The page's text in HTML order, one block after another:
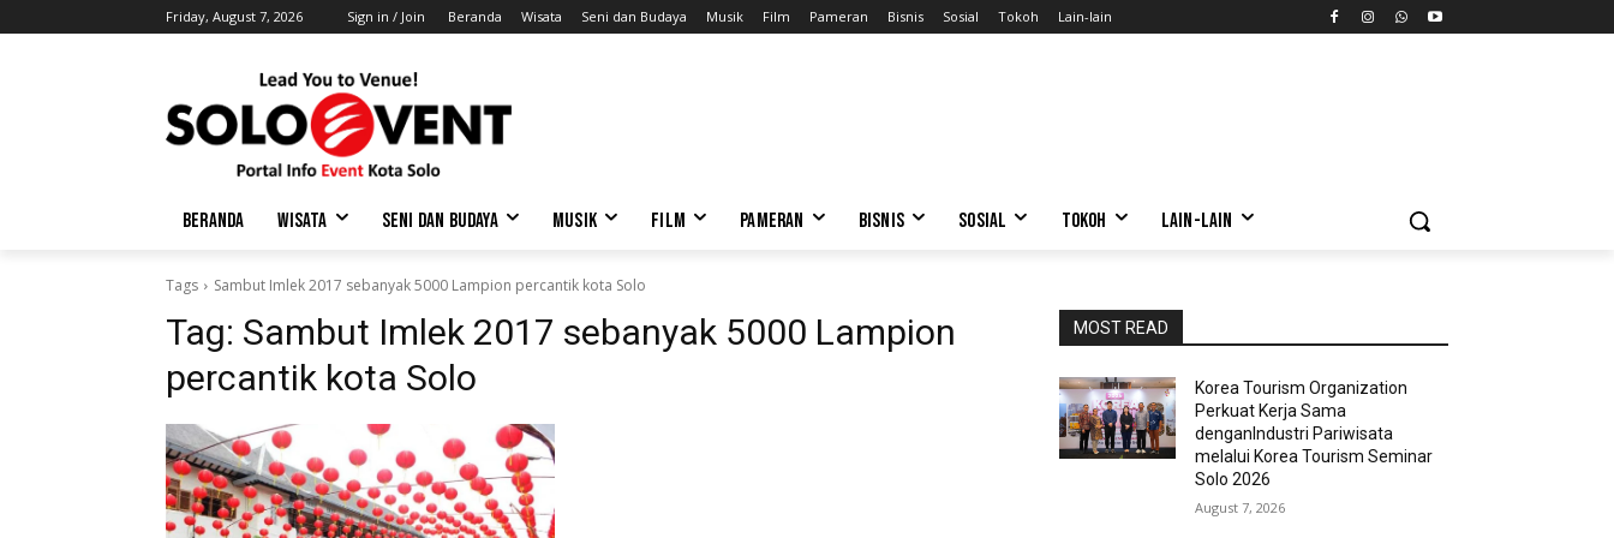
Friday, August 7, 2026 Sign in / Join Beranda Wisata Seni dan Budaya Musik Film Pameran Bisnis Sosial Tokoh Lain-lain
BERANDA WISATA SENI DAN BUDAYA MUSIK FILM PAMERAN BISNIS SOSIAL TOKOH LAIN-LAIN
Tags Sambut Imlek 2017 sebanyak 5000 Lampion percantik kota Solo
Tag: Sambut Imlek 2017 sebanyak 5000 Lampion
percantik kota Solo
MOST READ
Korea Tourism Organization
Perkuat Kerja Sama
denganIndustri Pariwisata
melalui Korea Tourism Seminar
Solo 2026
August 7, 2026